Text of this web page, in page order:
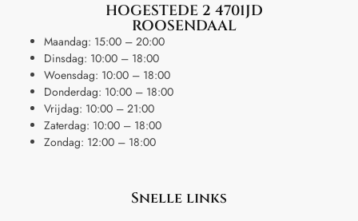
HOGESTEDE 2 4701JD
ROOSENDAAL
Maandag: 15:00 – 20:00
Dinsdag: 10:00 – 18:00
Woensdag: 10:00 – 18:00
Donderdag: 10:00 – 18:00
Vrijdag: 10:00 – 21:00
Zaterdag: 10:00 – 18:00
Zondag: 12:00 – 18:00
Snelle links